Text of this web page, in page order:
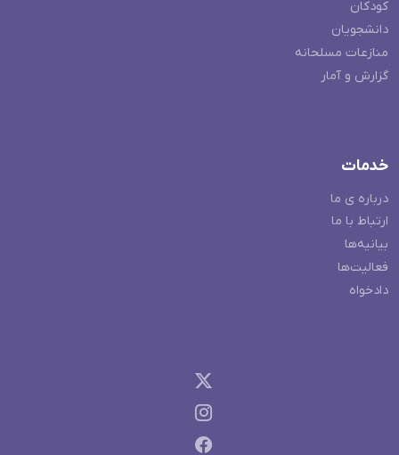
کودکان
دانشجویان
منازعات مسلحانه
گزارش و آمار
خدمات
درباره ی ما
ارتباط با ما
بیانیه‌ها
فعالیت‌ها
دادخواه